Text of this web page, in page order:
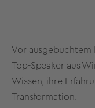
Vor ausgebuchtem
Top-Speaker aus
Wissen, ihre
Transformation.